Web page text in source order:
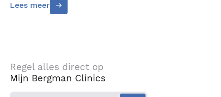
Lees meer
Regel alles direct op
Mijn Bergman Clinics